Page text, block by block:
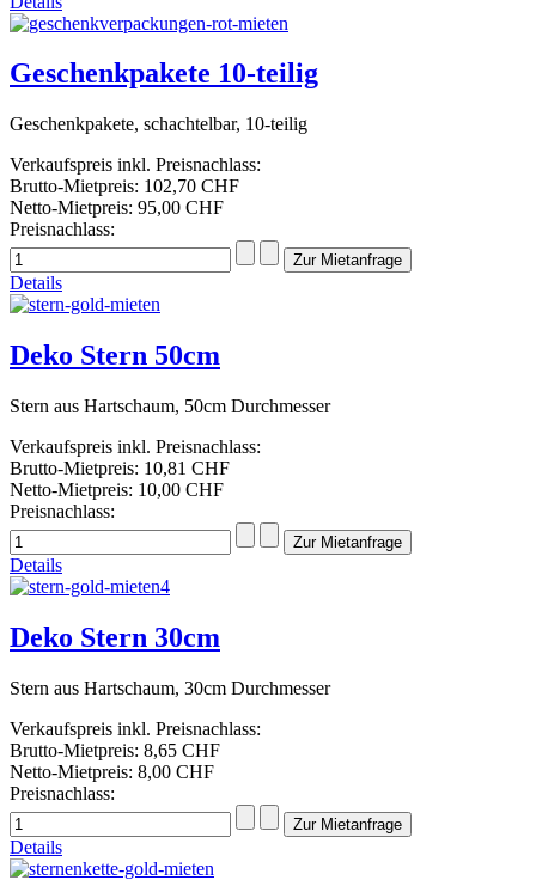
Geschenkpakete 10-teilig
Geschenkpakete, schachtelbar, 10-teilig
Verkaufspreis inkl. Preisnachlass:
Brutto-Mietpreis: 102,70 CHF
Netto-Mietpreis: 95,00 CHF
Preisnachlass:
Details
Deko Stern 50cm
Stern aus Hartschaum, 50cm Durchmesser
Verkaufspreis inkl. Preisnachlass:
Brutto-Mietpreis: 10,81 CHF
Netto-Mietpreis: 10,00 CHF
Preisnachlass:
Details
Deko Stern 30cm
Stern aus Hartschaum, 30cm Durchmesser
Verkaufspreis inkl. Preisnachlass:
Brutto-Mietpreis: 8,65 CHF
Netto-Mietpreis: 8,00 CHF
Preisnachlass:
Details